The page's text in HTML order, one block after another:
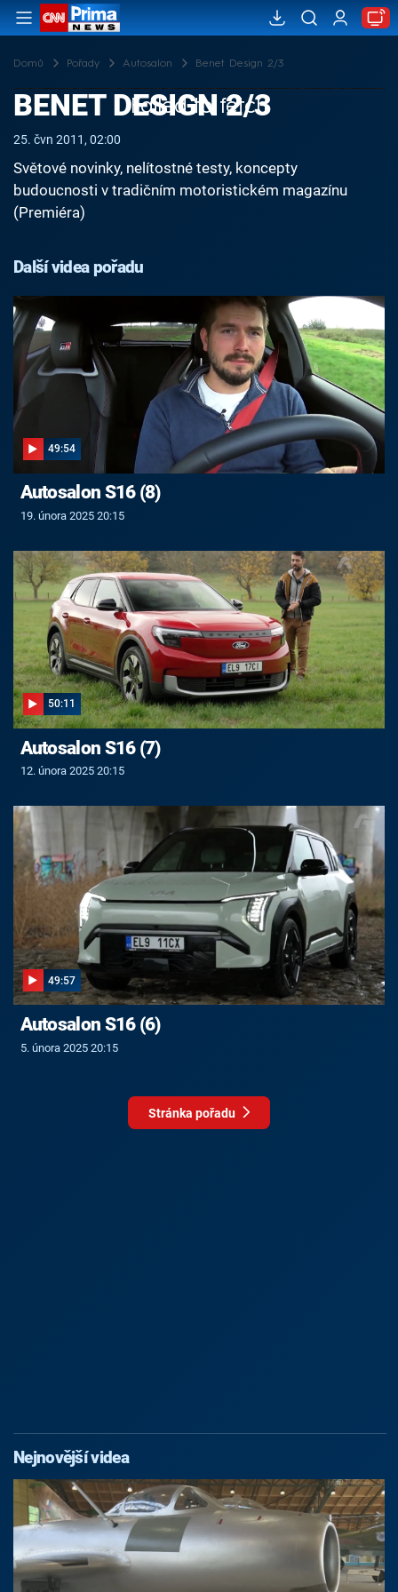
Domů Pořady Autosalon Benet Design 2/3
Failed to fetch
BENET DESIGN 2/3
25. čvn 2011, 02:00
Světové novinky, nelítostné testy, koncepty
budoucnosti v tradičním motoristickém magazínu
(Premiéra)
Další videa pořadu
49:54
Autosalon S16 (8)
19. února 2025 20:15
50:11
Autosalon S16 (7)
12. února 2025 20:15
49:57
Autosalon S16 (6)
5. února 2025 20:15
Stránka pořadu
Nejnovější videa